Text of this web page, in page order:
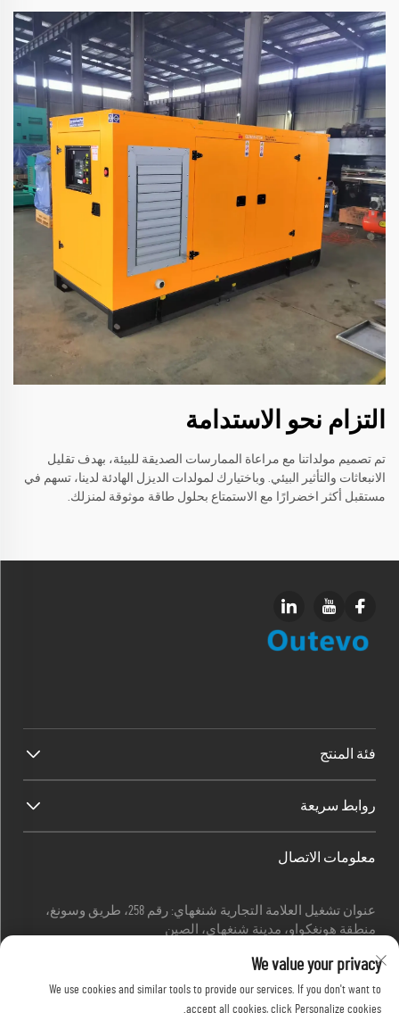
التزام نحو الاستدامة
تم تصميم مولداتنا مع مراعاة الممارسات الصديقة للبيئة، بهدف تقليل
الانبعاثات والتأثير البيئي. وباختيارك لمولدات الديزل الهادئة لدينا، تسهم في
مستقبل أكثر اخضرارًا مع الاستمتاع بحلول طاقة موثوقة لمنزلك.
فئة المنتج
روابط سريعة
معلومات الاتصال
عنوان تشغيل العلامة التجارية شنغهاي: رقم 258، طريق وسونغ،
منطقة هونغكواو، مدينة شنغهاي، الصين
اتصل بي+86-13280087620
اتصل بي+86-13280035385
اتصل بي+86-13280039195
We value your privacy
We use cookies and similar tools to provide our services. If you don't want to
accept all cookies, click Personalize cookies.